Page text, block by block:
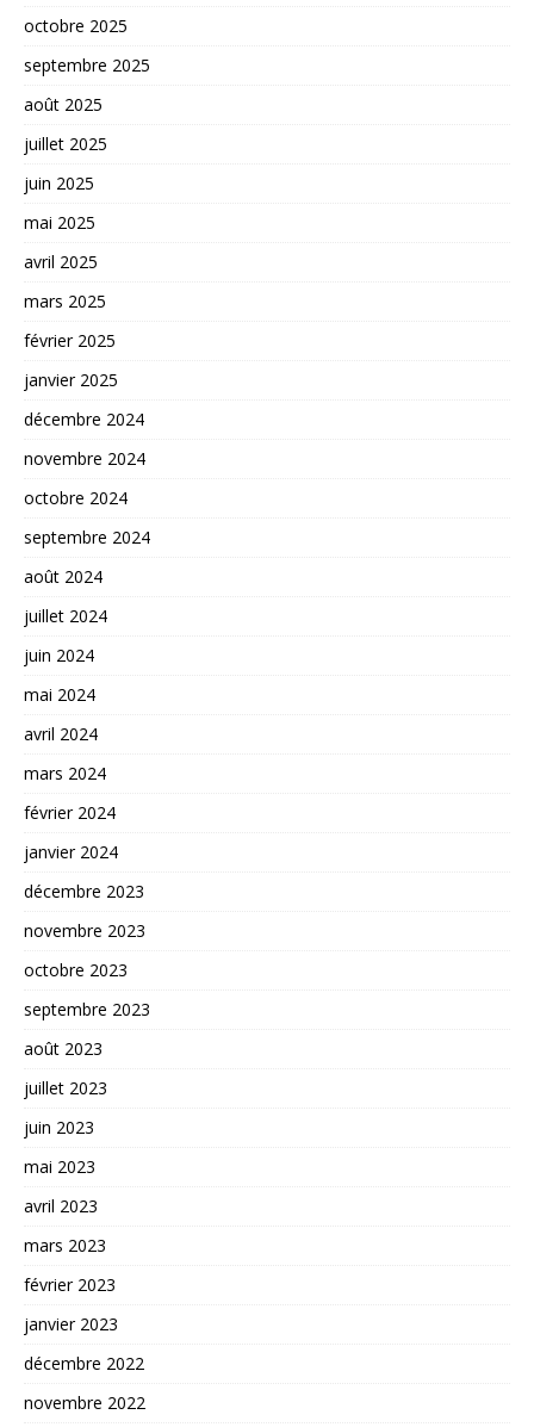
octobre 2025
septembre 2025
août 2025
juillet 2025
juin 2025
mai 2025
avril 2025
mars 2025
février 2025
janvier 2025
décembre 2024
novembre 2024
octobre 2024
septembre 2024
août 2024
juillet 2024
juin 2024
mai 2024
avril 2024
mars 2024
février 2024
janvier 2024
décembre 2023
novembre 2023
octobre 2023
septembre 2023
août 2023
juillet 2023
juin 2023
mai 2023
avril 2023
mars 2023
février 2023
janvier 2023
décembre 2022
novembre 2022